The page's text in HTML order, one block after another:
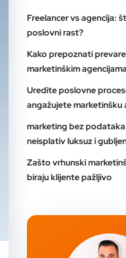
Freelancer vs agencija:
poslovni rast?
Kako prepoznati
marketinškim
Uredite poslovne
angažujete marketinšku
marketing bez
neisplativ luksuz i
Zašto vrhunski
biraju klijente pažljivo